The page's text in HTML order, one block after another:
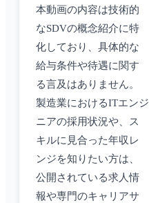
本動画の内容は技術的
なSDVの概念紹介に特
化しており、具体的な
給与条件や待遇に関す
る言及はありません。
製造業におけるITエンジ
ニアの採用状況や、ス
キルに見合った年収レ
ンジを知りたい方は、
公開されている求人情
報や専門のキャリアサ